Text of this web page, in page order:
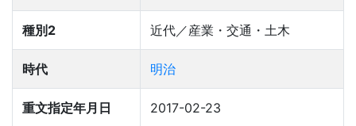
種別2 近代／産業・交通・土木
時代 明治
重文指定年月日 2017-02-23